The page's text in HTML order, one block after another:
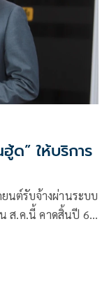
ด” ให้บริการ
นต์รับจ้างผ่านระบบ
ส.ค.นี้ คาดสิ้นปี 65